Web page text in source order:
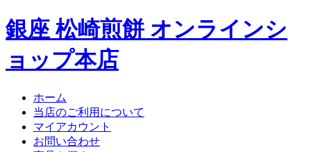
銀座 松崎煎餅 オンラインシ
ョップ本店
ホーム
当店のご利用について
マイアカウント
お問い合わせ